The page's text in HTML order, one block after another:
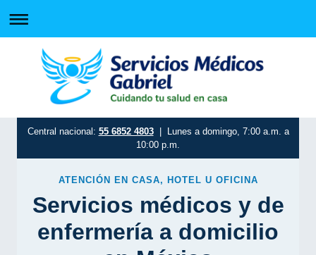
Central nacional: 55 6852 4803| Lunes a domingo, 7:00 a.m. a
10:00 p.m.
ATENCIÓN EN CASA, HOTEL U OFICINA
Servicios médicos y de
enfermería a domicilio